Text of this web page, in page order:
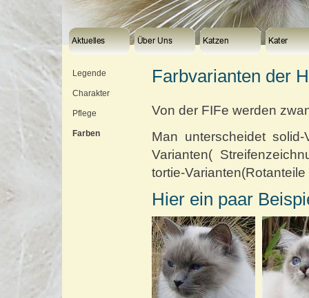
Legende
Charakter
Pflege
Farben
Farbvarianten der
Von der FIFe werden
Man unterscheidet
Varianten(
tortie-
Hier ein paar